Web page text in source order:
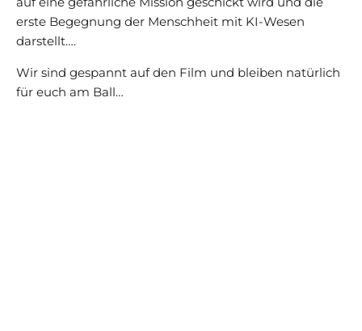
erste Begegnung der Menschheit mit KI-Wesen
darstellt….
Wir sind gespannt auf den Film und bleiben natürlich
für euch am Ball…